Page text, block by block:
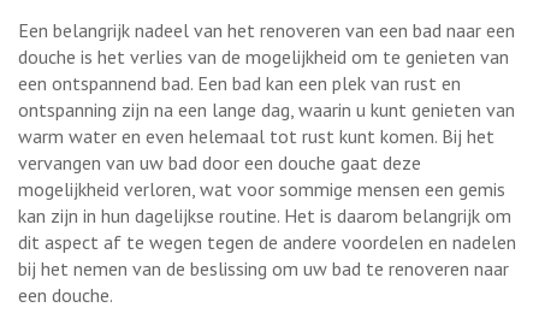
Een belangrijk nadeel van het renoveren van een bad naar een
douche is het verlies van de mogelijkheid om te genieten van
een ontspannend bad. Een bad kan een plek van rust en
ontspanning zijn na een lange dag, waarin u kunt genieten van
warm water en even helemaal tot rust kunt komen. Bij het
vervangen van uw bad door een douche gaat deze
mogelijkheid verloren, wat voor sommige mensen een gemis
kan zijn in hun dagelijkse routine. Het is daarom belangrijk om
dit aspect af te wegen tegen de andere voordelen en nadelen
bij het nemen van de beslissing om uw bad te renoveren naar
een douche.